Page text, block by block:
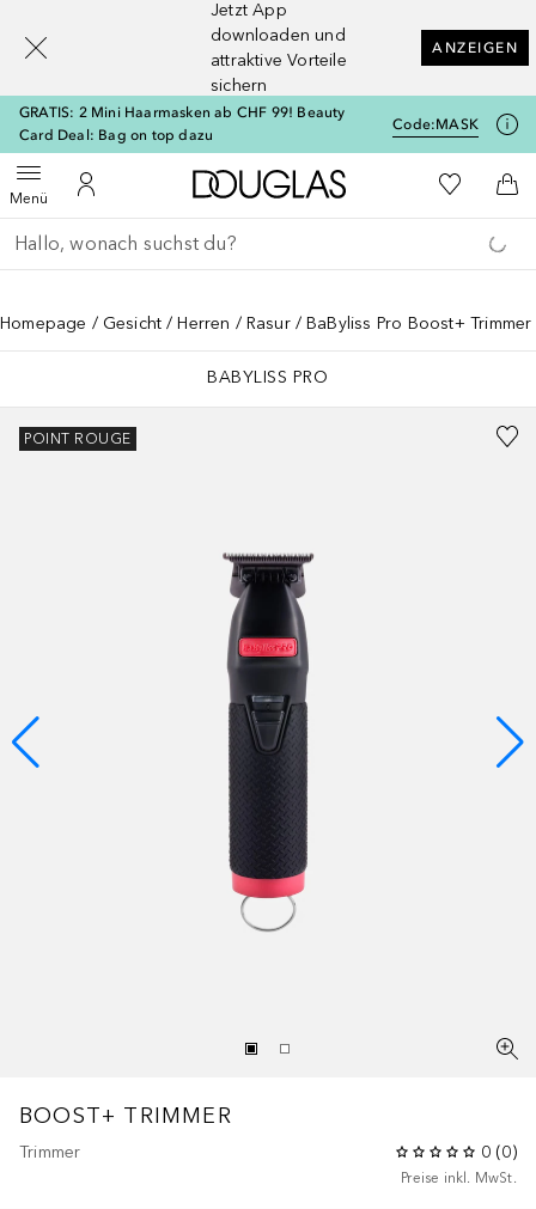
Jetzt App
downloaden und
attraktive Vorteile
sichern
ANZEIGEN
GRATIS: 2 Mini Haarmasken ab CHF 99! Beauty
Card Deal: Bag on top dazu
Code:MASK
MenüMenü öffnenZu Meinem Kundenkonto
Zur Douglas Startseite
Zu Meiner
Gehe zurück
Suche ausführen
Homepage Gesicht Herren Rasur BaByliss Pro Boost+ Trimmer
BABYLISS PRO
POINT ROUGE
BOOST+ TRIMMER
Trimmer 0 (0)
Preise inkl. MwSt.
[navigation.slideout.screenreader]